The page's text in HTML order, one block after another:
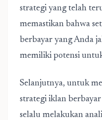
strategi yang telah
memastikan bahwa
berbayar yang Anda
memiliki potensi
Selanjutnya, untuk
strategi iklan berbayar
selalu melakukan